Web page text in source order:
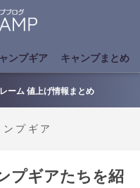
ンプギア キャンプまとめ
ーム 値上げ情報まとめ
ンプギア
プギアたちを紹